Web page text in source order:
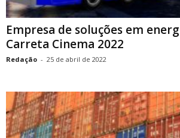
Empresa de soluções em
Carreta Cinema 2022
Redação - 25 de abril de 2022